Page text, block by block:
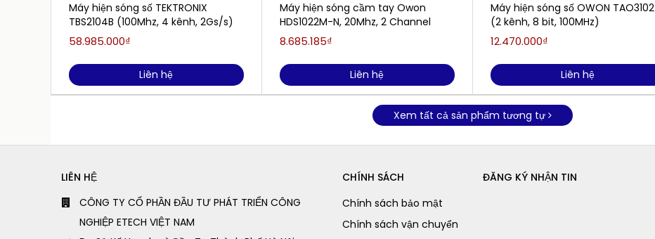
Máy hiện sóng số TEKTRONIX
TBS2104B (100Mhz, 4 kênh, 2Gs/s)
58.985.000₫
Liên hệ
Máy hiện sóng cầm tay Owon
HDS1022M-N, 20Mhz, 2 Channel
8.685.185₫
Liên hệ
Máy hiện sóng số OWON TAO3102
(2 kênh, 8 bit, 100MHz)
12.470.000₫
Liên hệ
Xem tất cả sản phẩm tương tự
LIÊN HỆ
CÔNG TY CỔ PHẦN ĐẦU TƯ PHÁT TRIỂN CÔNG
NGHIỆP ETECH VIỆT NAM
CHÍNH SÁCH
Chính sách bảo mật
Chính sách vận chuyển
ĐĂNG KÝ NHẬN TIN